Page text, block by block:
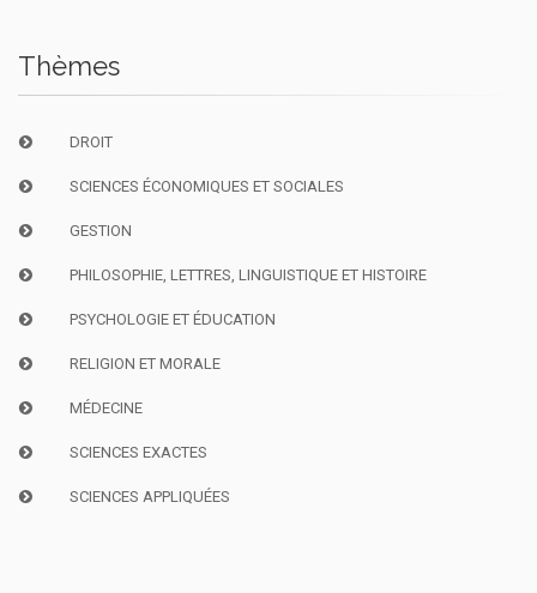
Thèmes
DROIT
SCIENCES ÉCONOMIQUES ET SOCIALES
GESTION
PHILOSOPHIE, LETTRES, LINGUISTIQUE ET HISTOIRE
PSYCHOLOGIE ET ÉDUCATION
RELIGION ET MORALE
MÉDECINE
SCIENCES EXACTES
SCIENCES APPLIQUÉES